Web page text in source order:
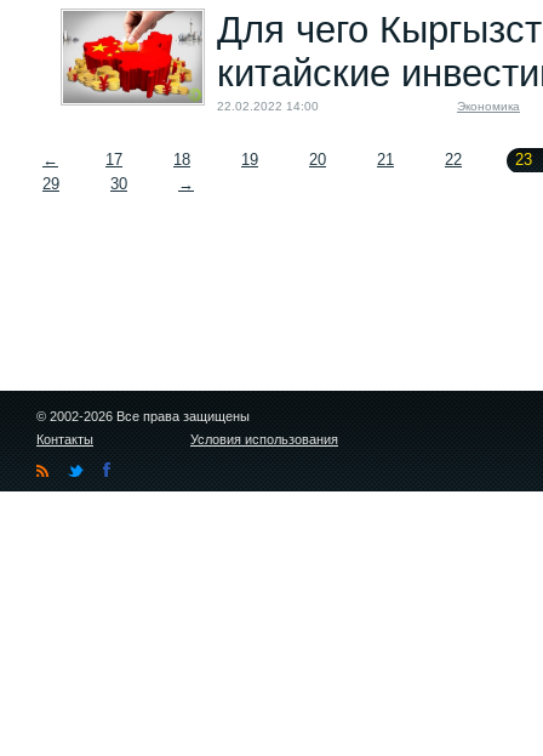
Для чего
китайские
22.02.2022 14:00 Экономика
← 17 18 19 20 21 22
23
29
30 →
© 2002-2026 Все права защищены
Контакты
Условия использования